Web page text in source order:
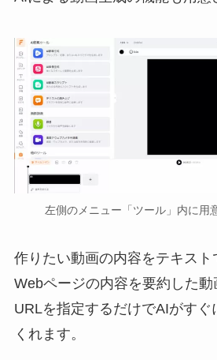
左側のメニュー「ツール」内に用
作りたい動画の内容をテキスト
Webページの内容を要約した動
URLを指定するだけでAIがすぐ
くれます。